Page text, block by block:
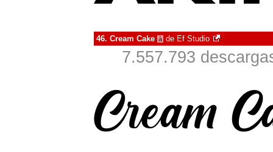
46. Cream Cake à de Ef Studio
7.557.793